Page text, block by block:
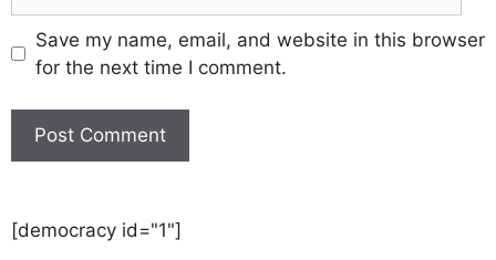
Save my name, email, and website in this browser
for the next time I comment.
[democracy id="1"]